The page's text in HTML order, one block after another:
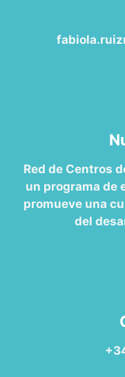
Red de Centros
un programa de
promueve una
del